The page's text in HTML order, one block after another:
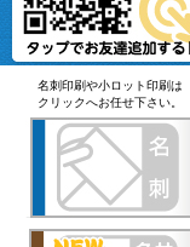
名刺印刷や小ロット印刷は
クリックへお任せ下さい。